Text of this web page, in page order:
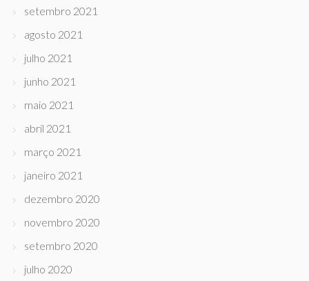
setembro 2021
agosto 2021
julho 2021
junho 2021
maio 2021
abril 2021
março 2021
janeiro 2021
dezembro 2020
novembro 2020
setembro 2020
julho 2020